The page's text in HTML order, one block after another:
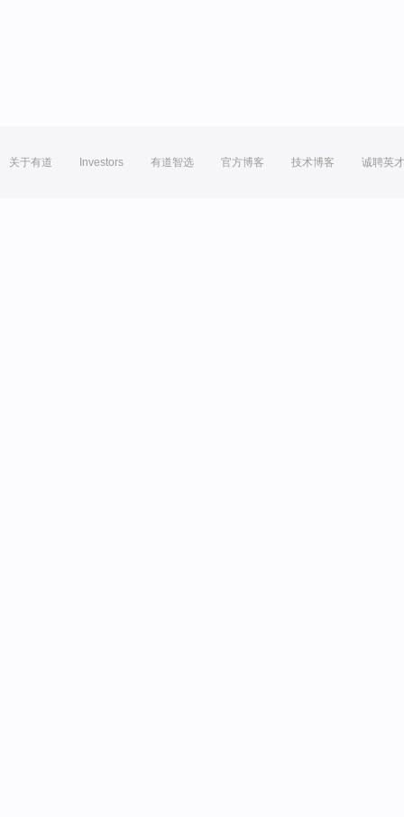
关于有道 Investors 有道智选 官方博客 技术博客 诚聘英才